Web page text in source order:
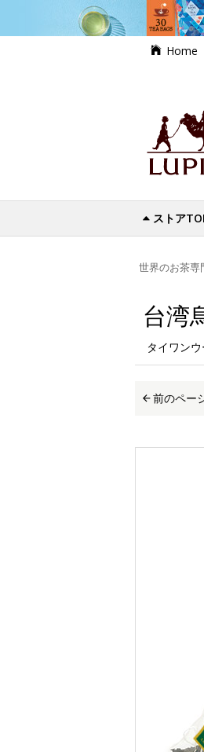
Home
ストア
世界のお茶専
台湾
タイワン
前のペー